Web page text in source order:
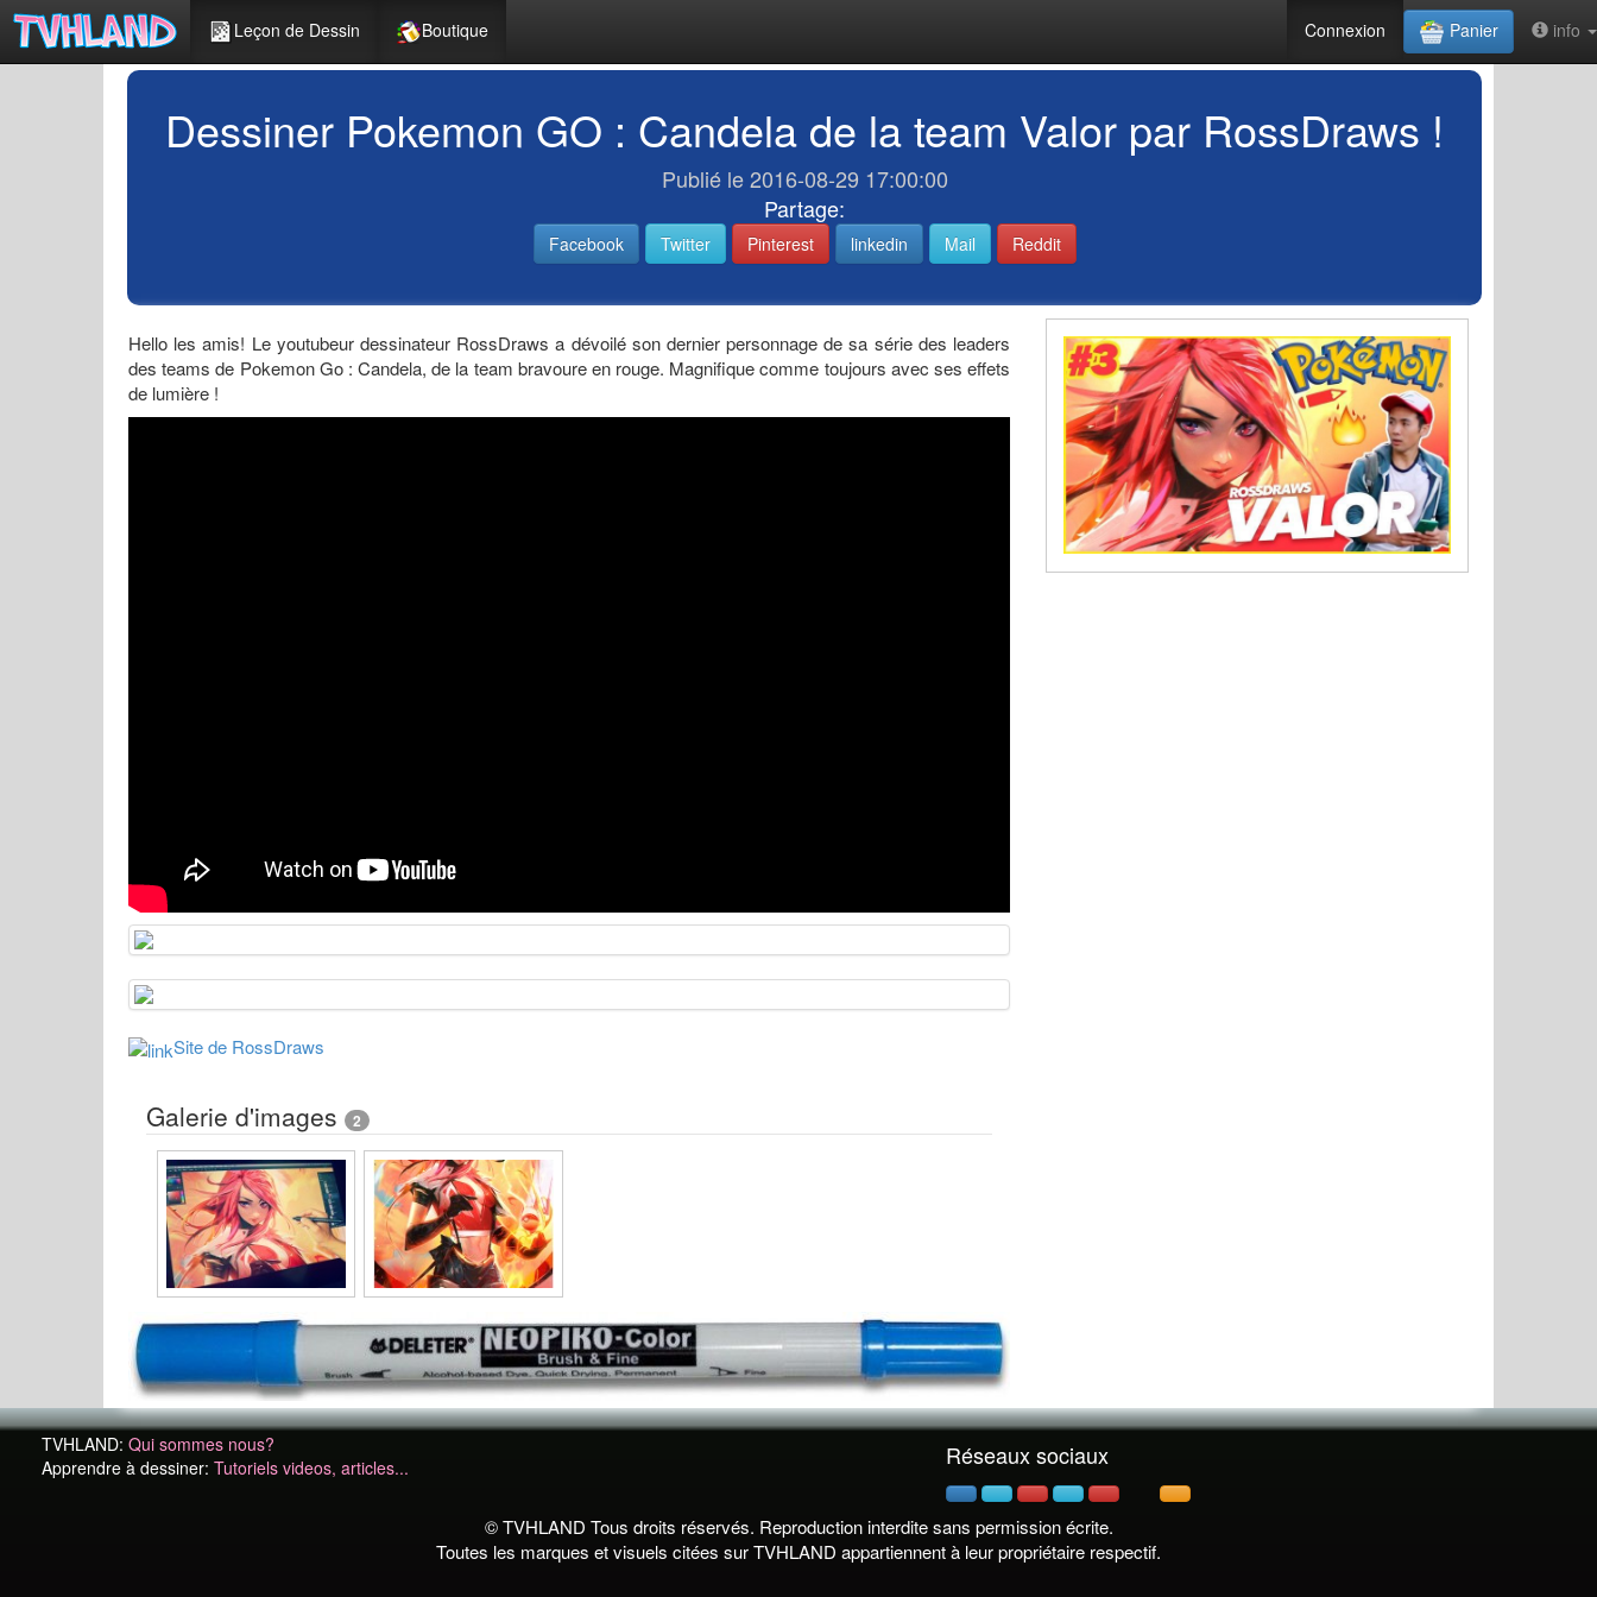
Leçon de Dessin Boutique Connexion Panier info
Dessiner Pokemon GO : Candela de la team Valor par RossDraws !
Publié le 2016-08-29 17:00:00
Partage:
Facebook Twitter Pinterest linkedin Mail Reddit
Hello les amis! Le youtubeur dessinateur RossDraws a dévoilé son dernier personnage de sa série des leaders
des teams de Pokemon Go : Candela, de la team bravoure en rouge. Magnifique comme toujours avec ses effets
de lumière !
Site de RossDraws
Galerie d'images 2
TVHLAND: Qui sommes nous?
Apprendre à dessiner: Tutoriels videos, articles... Réseaux sociaux
© TVHLAND Tous droits réservés. Reproduction interdite sans permission écrite.
Toutes les marques et visuels citées sur TVHLAND appartiennent à leur propriétaire respectif.